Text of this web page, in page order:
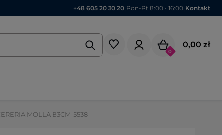
+48 605 20 30 20 Pon-Pt 8:00 - 16:00 Kontakt
0
0,00 zł
MOLLA B3CM-5538